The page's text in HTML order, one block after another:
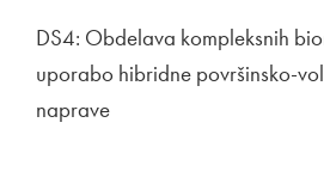
DS4: Obdelava kompleksnih
uporabo hibridne površinsko-
naprave